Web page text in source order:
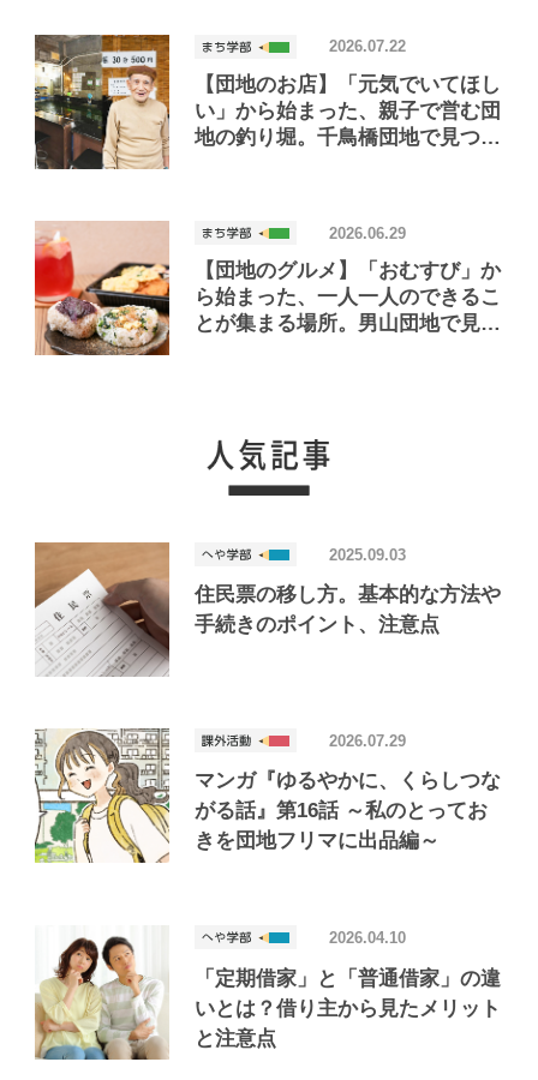
【団地のお店】「元気でいてほし
い」から始まった、親子で営む団
地の釣り堀。千鳥橋団地で見つけ
2026.07.22
【団地のグルメ】「おむすび」か
ら始まった、一人一人のできるこ
とが集まる場所。男山団地で見つ
2026.06.29
住民票の移し方。基本的な方法や
手続きのポイント、注意点
2025.09.03
マンガ『ゆるやかに、くらしつな
がる話』第16話 ～私のとってお
きを団地フリマに出品編～
2026.07.29
「定期借家」と「普通借家」の違
いとは？借り主から見たメリット
と注意点
2026.04.10